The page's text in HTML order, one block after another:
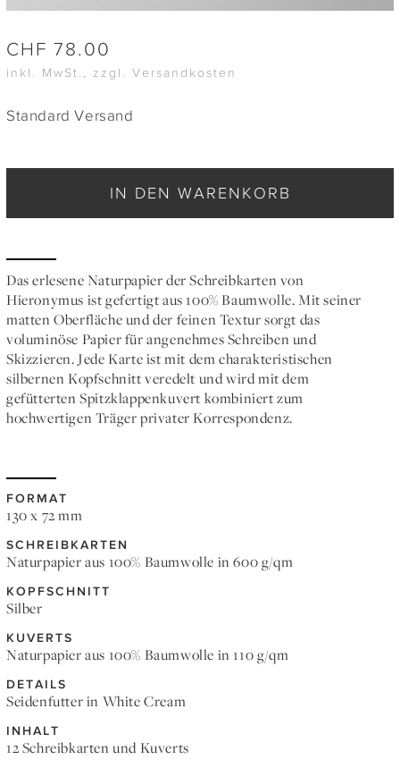
CHF 78.00
inkl. MwSt., zzgl. Versandkosten
Standard Versand
IN DEN WARENKORB
Das erlesene Naturpapier der Schreibkarten von
Hieronymus ist gefertigt aus 100% Baumwolle. Mit seiner
matten Oberfläche und der feinen Textur sorgt das
voluminöse Papier für angenehmes Schreiben und
Skizzieren. Jede Karte ist mit dem charakteristischen
silbernen Kopfschnitt veredelt und wird mit dem
gefütterten Spitzklappenkuvert kombiniert zum
hochwertigen Träger privater Korrespondenz.
FORMAT
130 x 72 mm
SCHREIBKARTEN
Naturpapier aus 100% Baumwolle in 600 g/qm
KOPFSCHNITT
Silber
KUVERTS
Naturpapier aus 100% Baumwolle in 110 g/qm
DETAILS
Seidenfutter in White Cream
INHALT
12 Schreibkarten und Kuverts